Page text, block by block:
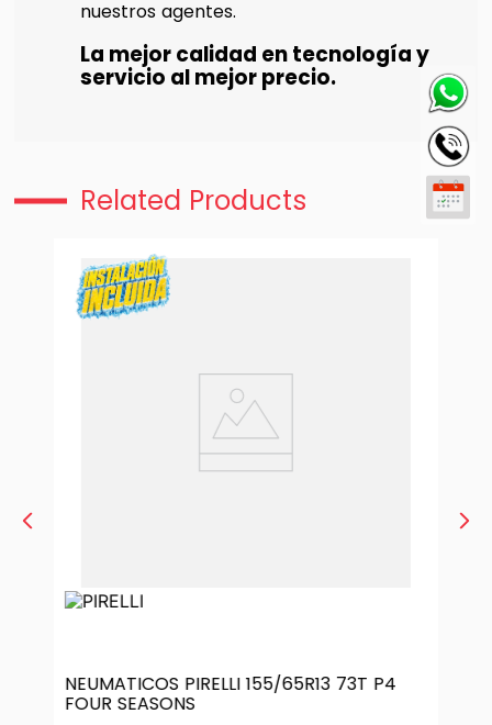
nuestros agentes.
La mejor calidad en tecnología y
servicio al mejor precio.
Related Products
NEUMATICOS PIRELLI 155/65R13 73T P4
FOUR SEASONS